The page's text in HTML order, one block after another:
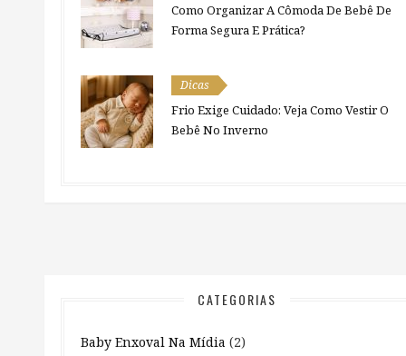
Como Organizar A Cômoda De Bebê De
Forma Segura E Prática?
Dicas
Frio Exige Cuidado: Veja Como Vestir O
Bebê No Inverno
CATEGORIAS
Baby Enxoval Na Mídia (2)